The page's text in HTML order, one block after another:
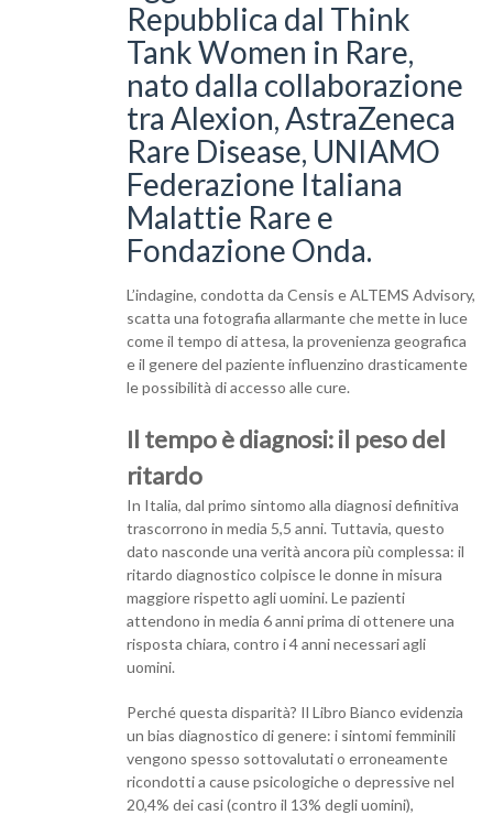
Repubblica dal Think
Tank Women in Rare,
nato dalla collaborazione
tra Alexion, AstraZeneca
Rare Disease, UNIAMO
Federazione Italiana
Malattie Rare e
Fondazione Onda.
L’indagine, condotta da Censis e ALTEMS Advisory,
scatta una fotografia allarmante che mette in luce
come il tempo di attesa, la provenienza geografica
e il genere del paziente influenzino drasticamente
le possibilità di accesso alle cure.
Il tempo è diagnosi: il peso del
ritardo
In Italia, dal primo sintomo alla diagnosi definitiva
trascorrono in media 5,5 anni. Tuttavia, questo
dato nasconde una verità ancora più complessa: il
ritardo diagnostico colpisce le donne in misura
maggiore rispetto agli uomini. Le pazienti
attendono in media 6 anni prima di ottenere una
risposta chiara, contro i 4 anni necessari agli
uomini.
Perché questa disparità? Il Libro Bianco evidenzia
un bias diagnostico di genere: i sintomi femminili
vengono spesso sottovalutati o erroneamente
ricondotti a cause psicologiche o depressive nel
20,4% dei casi (contro il 13% degli uomini),